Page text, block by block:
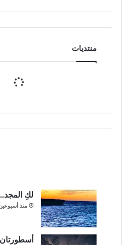
منتديات
لكِ المجد..
منذ